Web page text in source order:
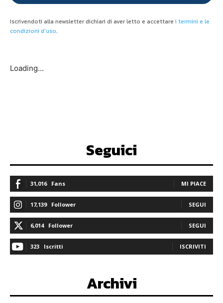
Iscrivendoti alla newsletter dichiari di aver letto e accettare i termini e le
condizioni d'uso.
Loading...
Seguici
31,016 Fans MI PIACE
17,139 Follower SEGUI
6,014 Follower SEGUI
323 Iscritti ISCRIVITI
Archivi